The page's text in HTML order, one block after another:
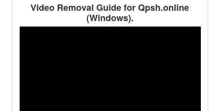
Video Removal Guide for Qpsh.online
(Windows).